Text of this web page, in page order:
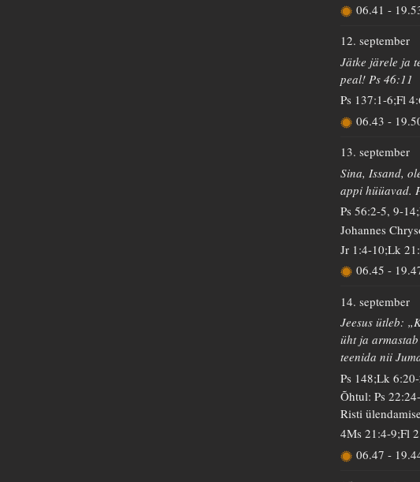
06.41 -
12. september
Jätke järele ja
peal! Ps 46:11
Ps 137:1-6;Fl
06.43 -
13. september
Sina, Issand,
appi hüüavad.
Ps 56:2-5, 9-
Johannes
Jr 1:4-10;Lk
06.45 -
14. september
Jeesus ütleb:
üht ja
teenida nii
Ps 148;Lk
Õhtul: Ps
Risti
4Ms 21:4-9;Fl
06.47 -